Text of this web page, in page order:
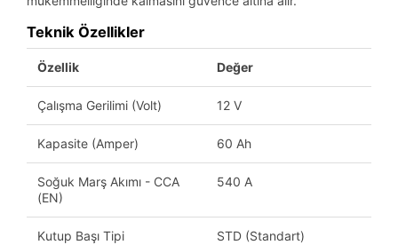
Teknik Özellikler
Özellik Değer
Çalışma Gerilimi (Volt) 12 V
Kapasite (Amper) 60 Ah
Soğuk Marş Akımı - CCA
(EN)
540 A
Kutup Başı Tipi STD (Standart)